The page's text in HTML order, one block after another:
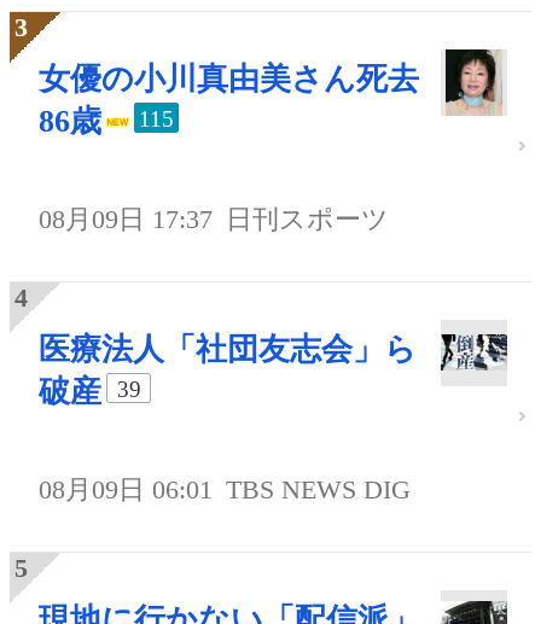
女優の小川真由美さん死去
86歳
115
08月09日 17:37 日刊スポーツ
医療法人「社団友志会」ら
破産
39
08月09日 06:01 TBS NEWS DIG